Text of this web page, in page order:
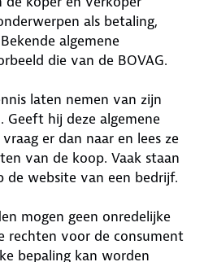
als betaling,
algemene
die van de BOVAG.
laten nemen van zijn
Geeft hij deze algemene
er dan naar en lees ze
van de koop. Vaak staan
de website van een bedrijf.
mogen geen onredelijke
rechten voor de consument
bepaling kan worden